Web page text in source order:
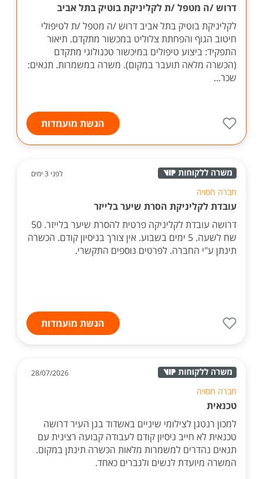
דרוש /ה מטפל /ת לקליניקת בוטיק בתל אביב
לקליניקת בוטיק בתל אביב דרוש /ה מטפל /ת לטיפולי
חיטוב הגוף והפחתת צלוליט במכשור מתקדם. תיאור
התפקיד: ביצוע טיפולים במיכשור טכנולוגי מתקדם
(הכשרה מלאה תועבר במקום). משרה במשמרות. תנאים:
שכר...
הגשת מועמדות
לפני 3 ימים
חברה חסויה
עובדת לקליניקת הסרת שיער בלייזר
דרושה עובדת לקליניקה פרטית להסרת שיער בלייזר. 50
שח לשעה. 5 ימים בשבוע. אין צורך בניסיון קודם. הכשרה
תינתן ע"י החברה. לפרטים נוספים התקשרי.
הגשת מועמדות
28/07/2026
חברה חסויה
טכנאית
למכון רנטגן לצילומי שיניים באשדוד בגן העיר דרושה
טכנאית לא חייב ניסיון קודם לעבודה קבועה רצינית עם
תנאים נהדרים למשמרות מלאות הכשרה תינתן במקום.
המשרה מיועדת לנשים ולגברים כאחד.